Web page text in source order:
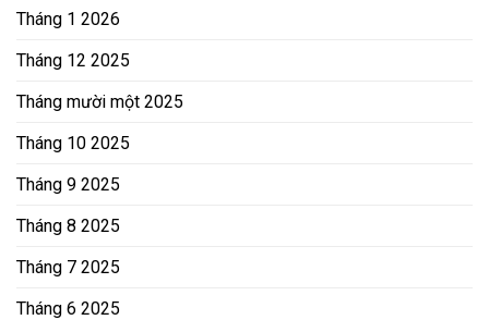
Tháng 1 2026
Tháng 12 2025
Tháng mười một 2025
Tháng 10 2025
Tháng 9 2025
Tháng 8 2025
Tháng 7 2025
Tháng 6 2025